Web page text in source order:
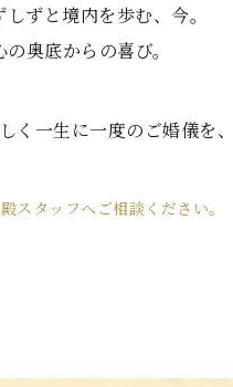
ずと境内を歩む、今。
奥底からの喜び。
く一生に一度のご婚儀を
スタッフへご相談ください。